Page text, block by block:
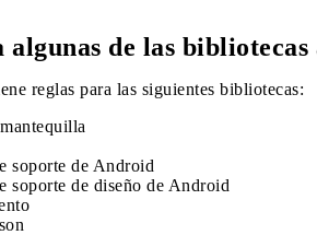
algunas de las
reglas para las siguientes bibliotecas:
soporte de Android
soporte de diseño de Android